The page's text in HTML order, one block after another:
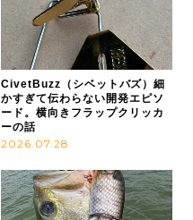
CivetBuzz（シベットバズ）細
かすぎて伝わらない開発エピソ
ード。横向きフラップクリッカ
ーの話
2026.07.28